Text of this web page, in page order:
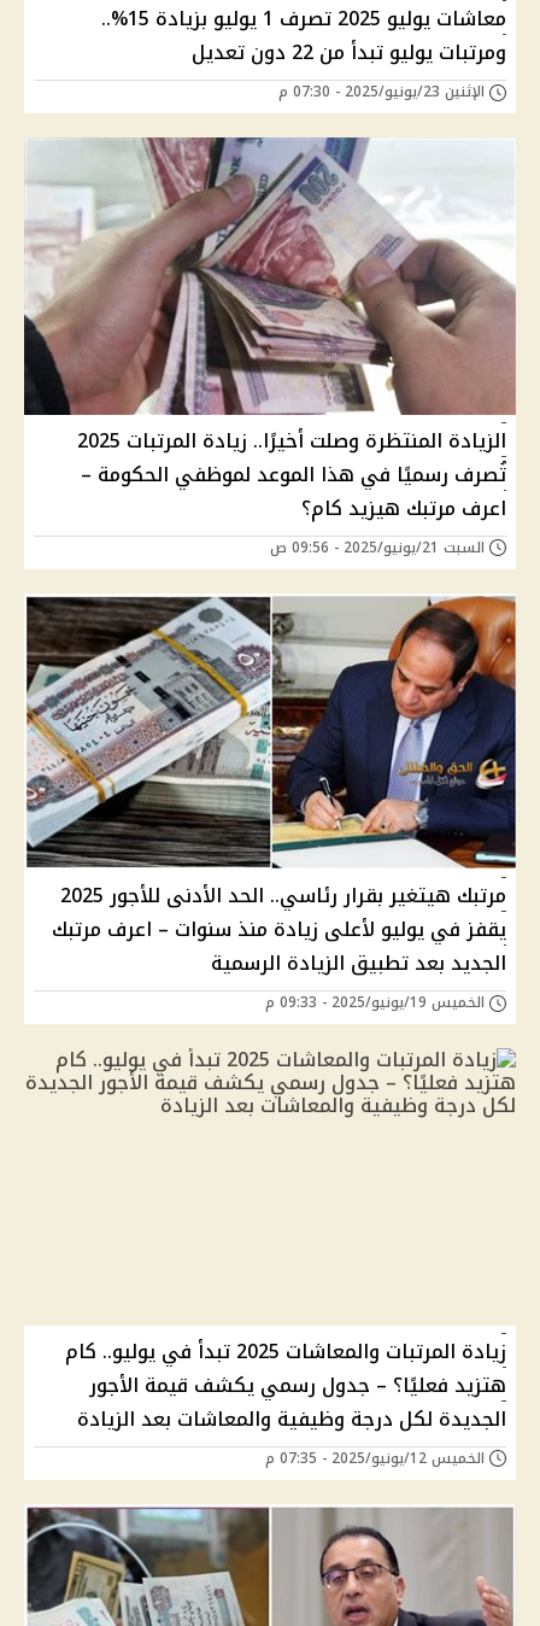
معاشات يوليو 2025 تصرف 1 يوليو بزيادة 15%..
ومرتبات يوليو تبدأ من 22 دون تعديل
الإثنين 23/يونيو/2025 - 07:30 م
الزيادة المنتظرة وصلت أخيرًا.. زيادة المرتبات 2025
تُصرف رسميًا في هذا الموعد لموظفي الحكومة –
اعرف مرتبك هيزيد كام؟
السبت 21/يونيو/2025 - 09:56 ص
مرتبك هيتغير بقرار رئاسي.. الحد الأدنى للأجور 2025
يقفز في يوليو لأعلى زيادة منذ سنوات – اعرف مرتبك
الجديد بعد تطبيق الزيادة الرسمية
الخميس 19/يونيو/2025 - 09:33 م
زيادة المرتبات والمعاشات 2025 تبدأ في يوليو.. كام
هتزيد فعليًا؟ – جدول رسمي يكشف قيمة الأجور
الجديدة لكل درجة وظيفية والمعاشات بعد الزيادة
الخميس 12/يونيو/2025 - 07:35 م